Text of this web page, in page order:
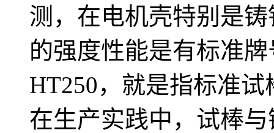
测，在电机壳特别是
的强度性能是有标准
HT250，就是指标准
在生产实践中，试棒